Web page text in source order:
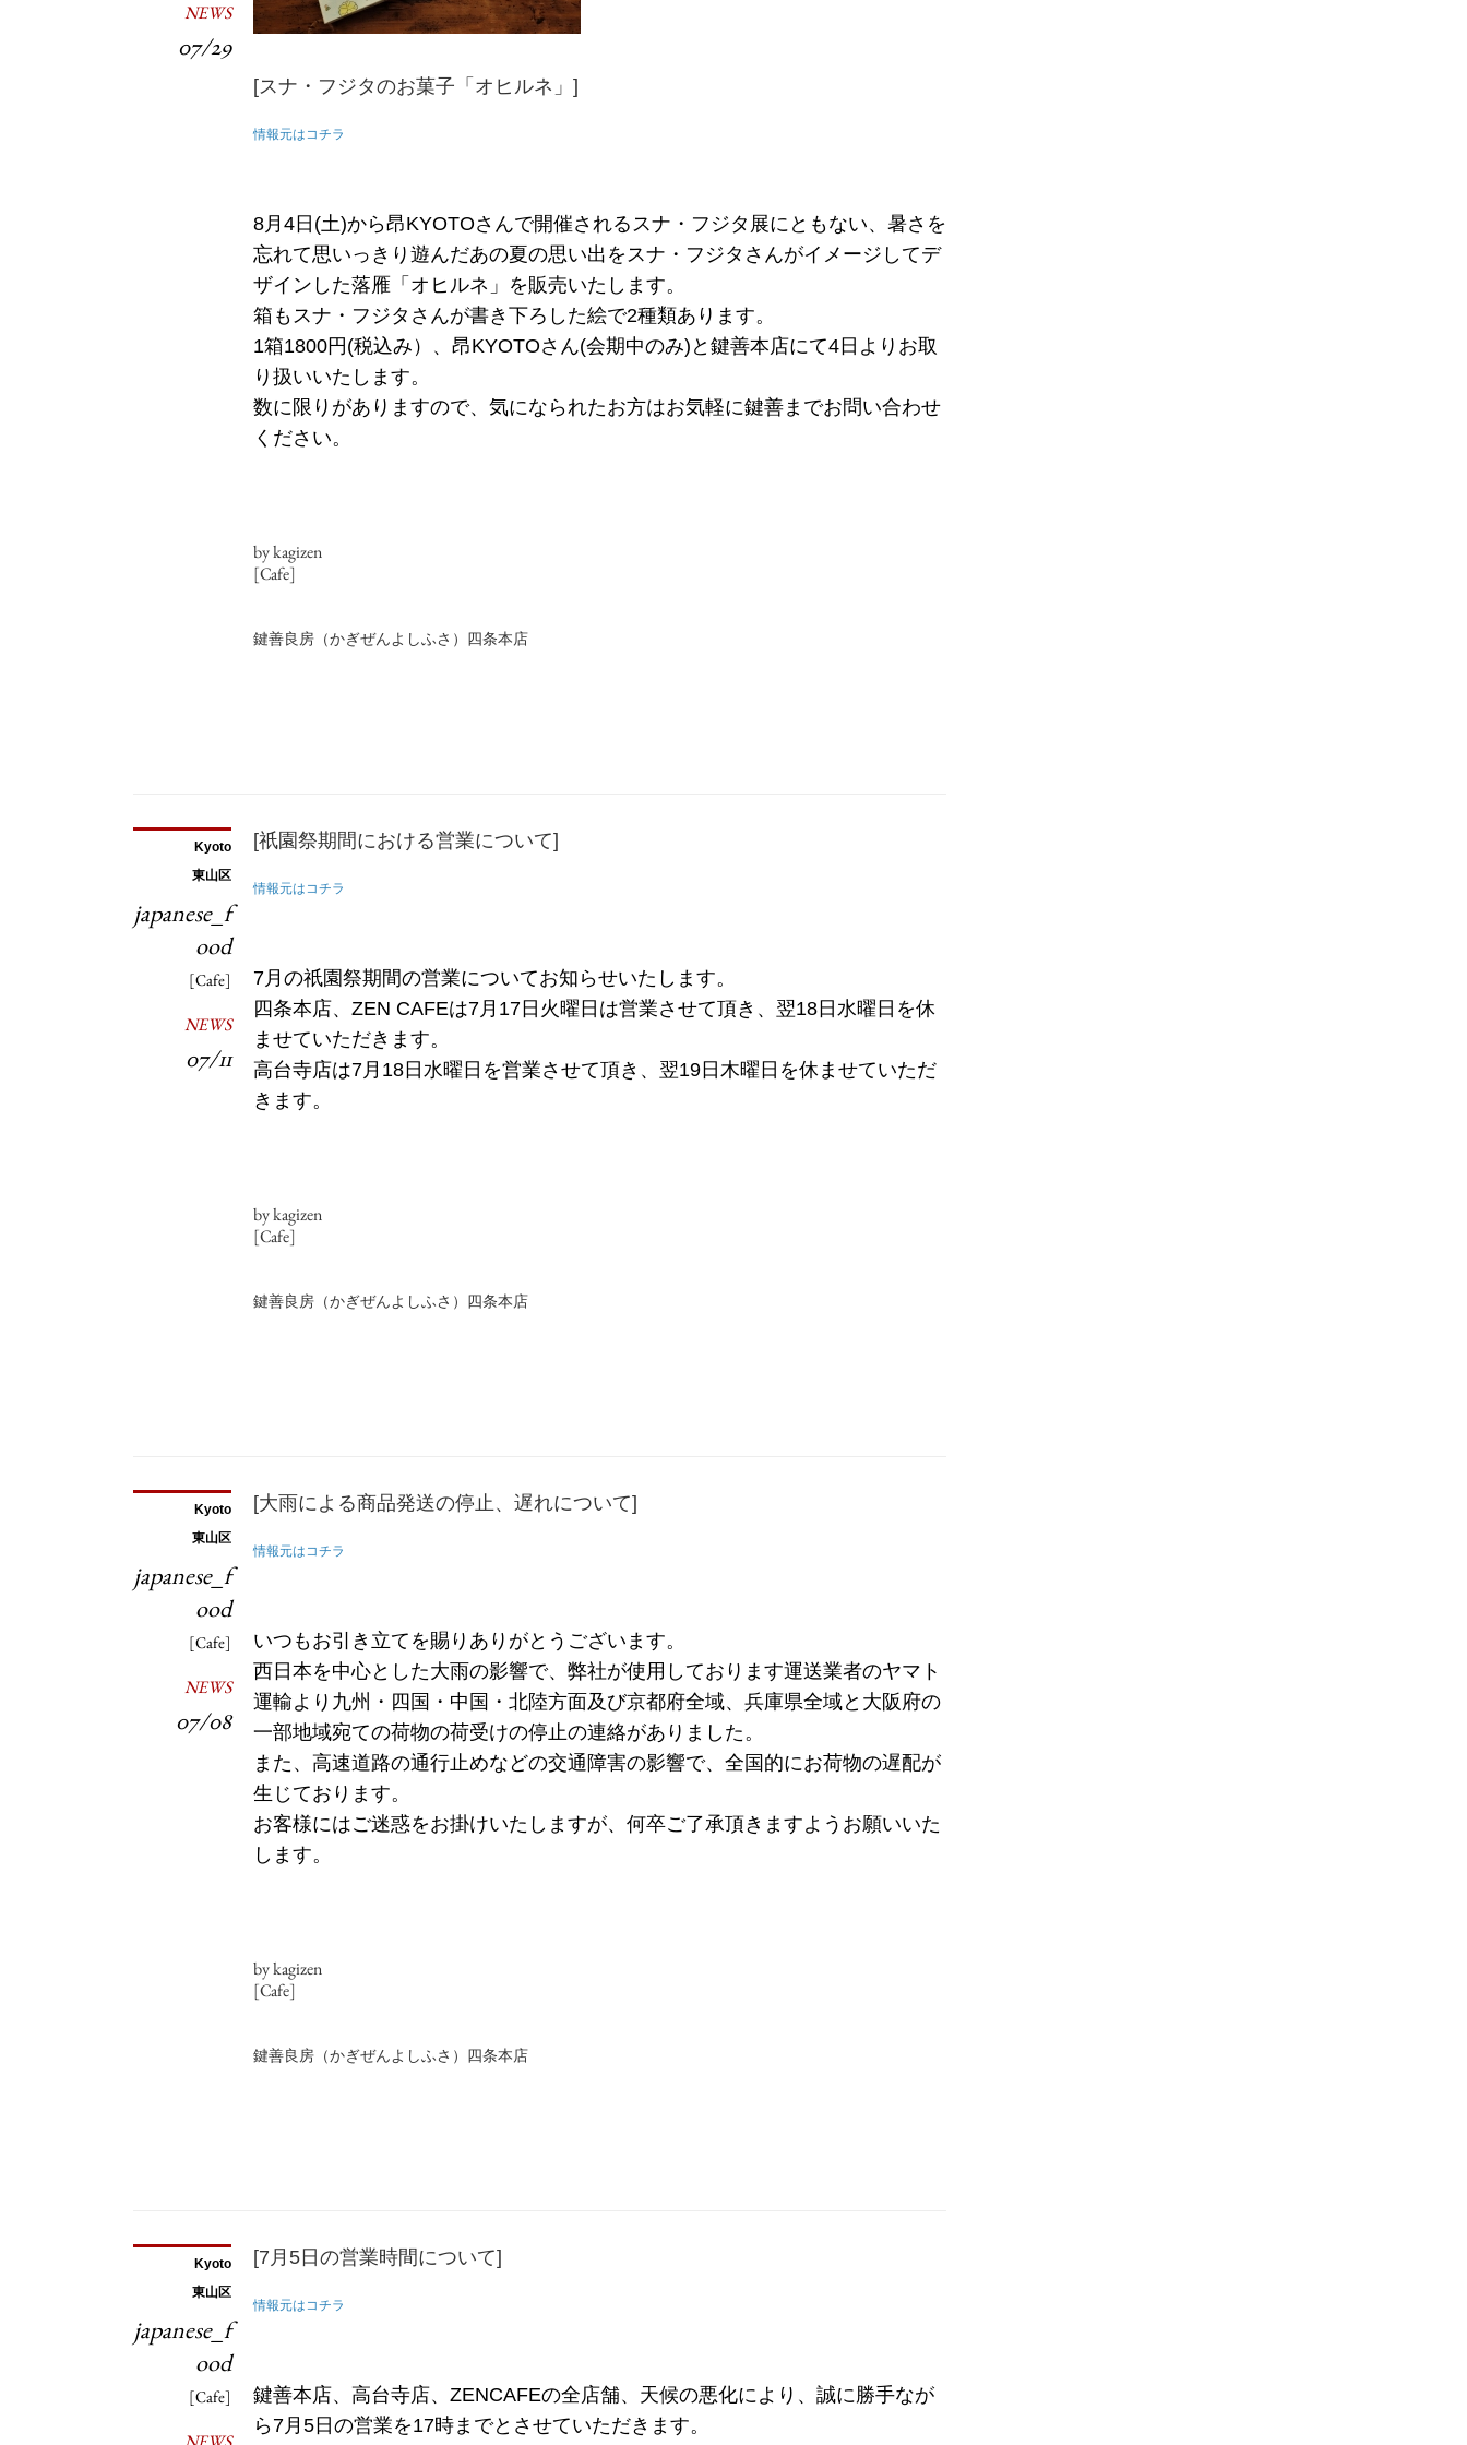
NEWS
07/29
[スナ・フジタのお菓子「オヒルネ」]
情報元はコチラ
8月4日(土)から昂KYOTOさんで開催されるスナ・フジタ展にともない、暑さを
忘れて思いっきり遊んだあの夏の思い出をスナ・フジタさんがイメージしてデ
ザインした落雁「オヒルネ」を販売いたします。
箱もスナ・フジタさんが書き下ろした絵で2種類あります。
1箱1800円(税込み）、昂KYOTOさん(会期中のみ)と鍵善本店にて4日よりお取
り扱いいたします。
数に限りがありますので、気になられたお方はお気軽に鍵善までお問い合わせ
ください。
by kagizen
[Cafe]
鍵善良房（かぎぜんよしふさ）四条本店
Kyoto
東山区
japanese_f
ood
[Cafe]
NEWS
07/11
[祇園祭期間における営業について]
情報元はコチラ
7月の祇園祭期間の営業についてお知らせいたします。
四条本店、ZEN CAFEは7月17日火曜日は営業させて頂き、翌18日水曜日を休
ませていただきます。
高台寺店は7月18日水曜日を営業させて頂き、翌19日木曜日を休ませていただ
きます。
by kagizen
[Cafe]
鍵善良房（かぎぜんよしふさ）四条本店
Kyoto
東山区
japanese_f
ood
[Cafe]
NEWS
07/08
[大雨による商品発送の停止、遅れについて]
情報元はコチラ
いつもお引き立てを賜りありがとうございます。
西日本を中心とした大雨の影響で、弊社が使用しております運送業者のヤマト
運輸より九州・四国・中国・北陸方面及び京都府全域、兵庫県全域と大阪府の
一部地域宛ての荷物の荷受けの停止の連絡がありました。
また、高速道路の通行止めなどの交通障害の影響で、全国的にお荷物の遅配が
生じております。
お客様にはご迷惑をお掛けいたしますが、何卒ご了承頂きますようお願いいた
します。
by kagizen
[Cafe]
鍵善良房（かぎぜんよしふさ）四条本店
Kyoto
東山区
japanese_f
ood
[Cafe]
[7月5日の営業時間について]
情報元はコチラ
鍵善本店、高台寺店、ZENCAFEの全店舗、天候の悪化により、誠に勝手なが
ら7月5日の営業を17時までとさせていただきます。